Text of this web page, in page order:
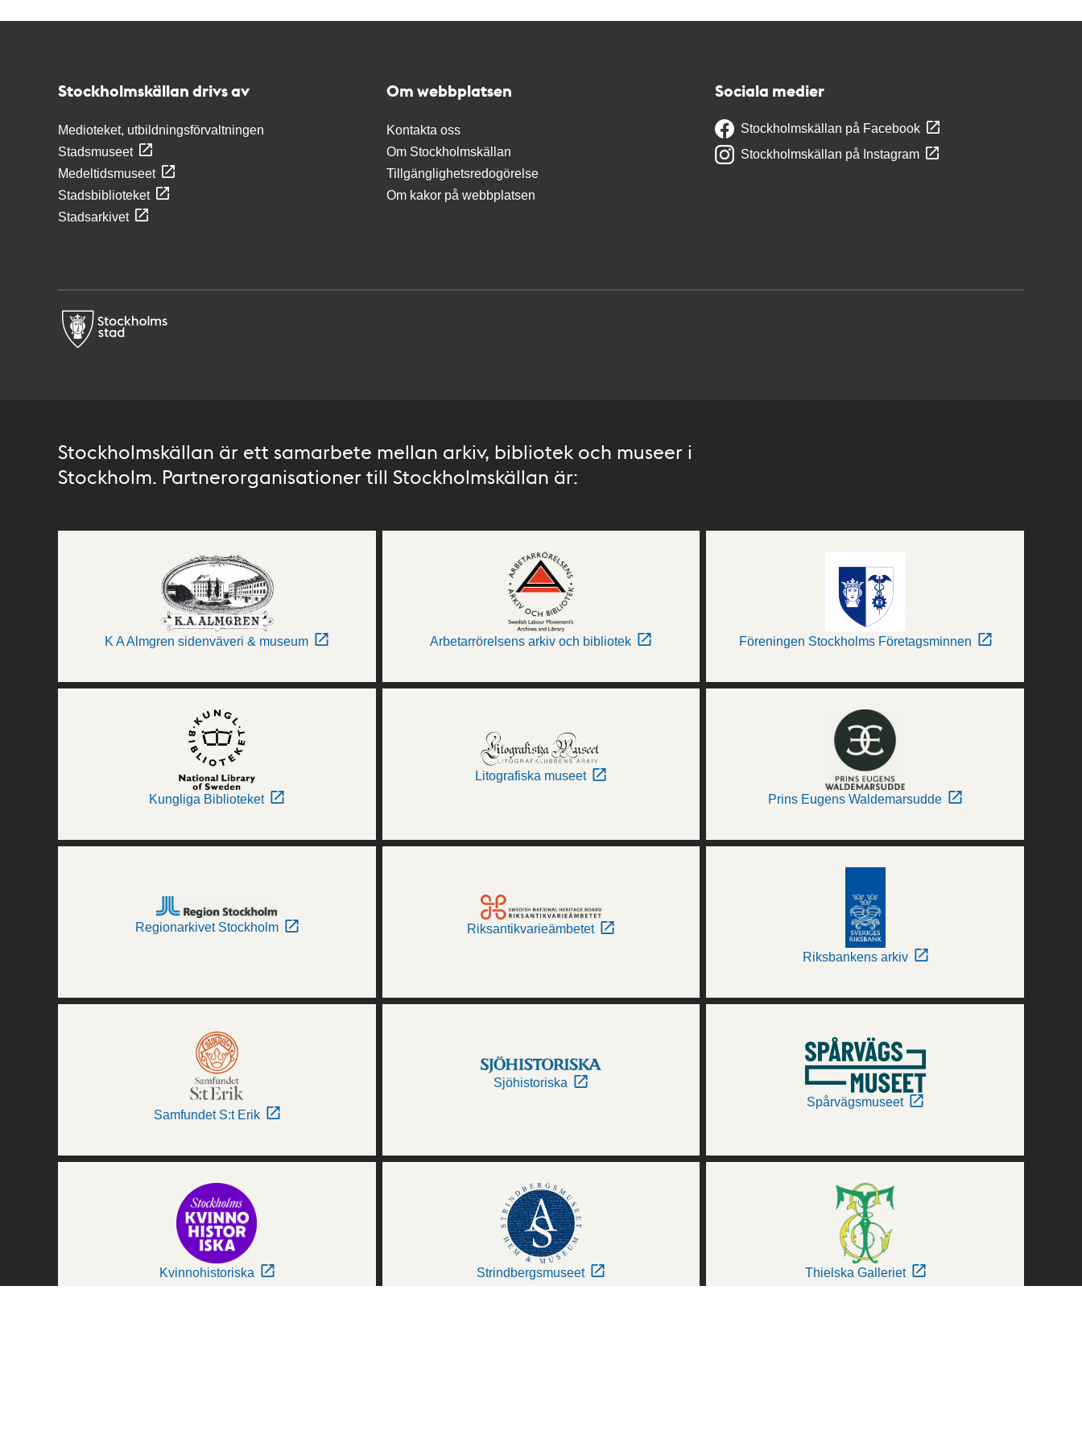
Stockholmskällan drivs av
Medioteket, utbildningsförvaltningen
Stadsmuseet
Medeltidsmuseet
Stadsbiblioteket
Stadsarkivet
Om webbplatsen
Kontakta oss
Om Stockholmskällan
Tillgänglighetsredogörelse
Om kakor på webbplatsen
Sociala medier
Stockholmskällan på Facebook
Stockholmskällan på Instagram
Stockholmskällan är ett samarbete mellan arkiv, bibliotek och museer i
Stockholm. Partnerorganisationer till Stockholmskällan är:
K A Almgren sidenväveri & museum Arbetarrörelsens arkiv och bibliotek Föreningen Stockholms Företagsminnen
Kungliga Biblioteket
Litografiska museet
Prins Eugens Waldemarsudde
Regionarkivet Stockholm Riksantikvarieämbetet
Riksbankens arkiv
Samfundet S:t Erik
Sjöhistoriska
Spårvägsmuseet
Kvinnohistoriska Strindbergsmuseet Thielska Galleriet